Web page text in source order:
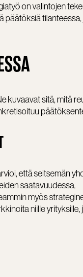
on valintojen
päätöksiä tilanteessa,
kuvaavat sitä, mitä
että seitsemän
saatavuudessa,
myös
niille yrityksille,